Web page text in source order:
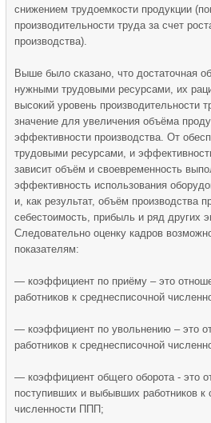
снижением трудоемкости продукции
производительности труда за счет
производства).
Выше было сказано, что достаточная
нужными трудовыми ресурсами, их
высокий уровень производительности
значение для увеличения объёма
эффективности производства. От
трудовыми ресурсами, и
зависит объём и своевременность
эффективность использования
и, как результат, объём производства
себестоимость, прибыль и ряд других
Следовательно оценку кадров
показателям:
— коэффициент по приёму – это
работников к среднесписочной
— коэффициент по увольнению – это
работников к среднесписочной
— коэффициент общего оборота - это
поступивших и выбывших работников к
численности ППП;